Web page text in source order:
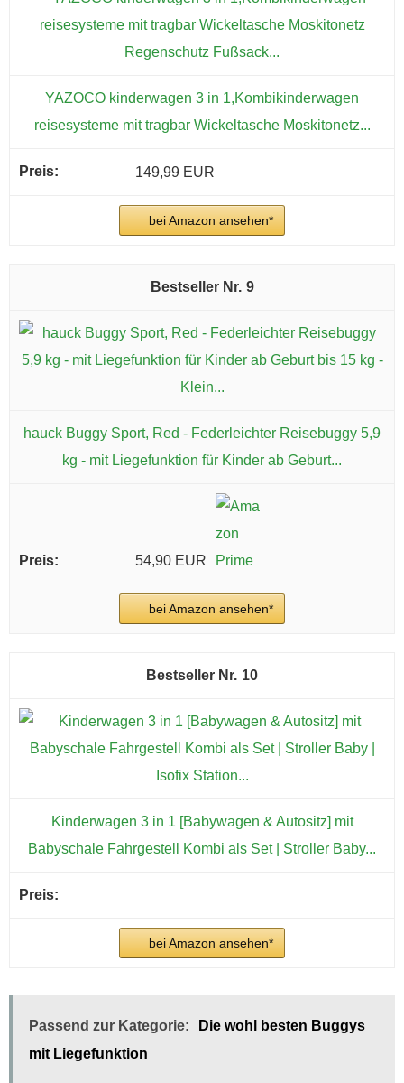
YAZOCO kinderwagen 3 in 1,Kombikinderwagen
reisesysteme mit tragbar Wickeltasche Moskitonetz...
149,99 EUR
bei Amazon ansehen*
9
hauck Buggy Sport, Red - Federleichter Reisebuggy 5,9
kg - mit Liegefunktion für Kinder ab Geburt...
54,90 EUR
bei Amazon ansehen*
10
Kinderwagen 3 in 1 [Babywagen & Autositz] mit
Babyschale Fahrgestell Kombi als Set | Stroller Baby...
bei Amazon ansehen*
Passend zur Kategorie:
Die wohl besten Buggys
mit Liegefunktion